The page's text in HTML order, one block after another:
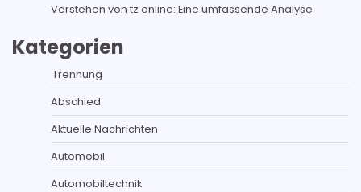
Verstehen von tz online: Eine umfassende Analyse
Kategorien
Trennung
Abschied
Aktuelle Nachrichten
Automobil
Automobiltechnik